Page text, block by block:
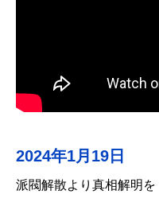
2024年1月19日
派閥解散より真相解明を